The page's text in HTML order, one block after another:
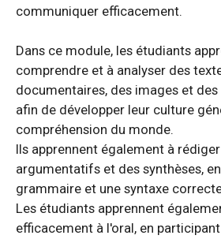
communiquer efficacement.
Dans ce module, les étudiants
comprendre et à analyser des
documentaires, des images et
afin de développer leur culture
compréhension du monde.
Ils apprennent également à
argumentatifs et des synthèses,
grammaire et une syntaxe
Les étudiants apprennent
efficacement à l'oral, en